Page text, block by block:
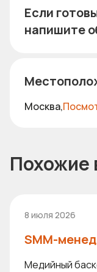
Если
напишите
Москва,
Похожие
8 июля 2026
SMM-
Медийный